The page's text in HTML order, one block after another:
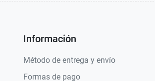
Información
Método de entrega y envío
Formas de pago